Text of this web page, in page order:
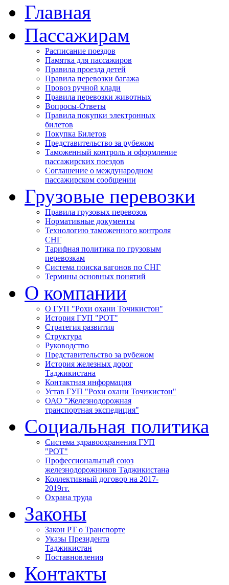
Главная
Пассажирам
Расписание поездов
Памятка для пассажиров
Правила проезда детей
Правила перевозки багажа
Провоз ручной клади
Правила перевозки животных
Вопросы-Ответы
Правила покупки электронных
билетов
Покупка Билетов
Представительство за рубежом
Таможенный контроль и оформление
пассажирских поездов
Соглашение о международном
пассажирском сообщении
Грузовые перевозки
Правила грузовых перевозок
Нормативные документы
Технологию таможенного контроля
СНГ
Тарифная политика по грузовым
перевозкам
Система поиска вагонов по СНГ
Термины основных понятий
О компании
О ГУП "Рохи охани Точикистон"
История ГУП "РОТ"
Стратегия развития
Структура
Руководство
Представительство за рубежом
История железных дорог
Таджикистана
Контактная информация
Устав ГУП "Рохи охани Точикистон"
ОАО "Железнодорожная
транспортная экспедиция"
Социальная политика
Система здравоохранения ГУП
"РОТ"
Профессиональный союз
железнодорожников Таджикистана
Коллективный договор на 2017-
2019гг.
Охрана труда
Законы
Закон РТ о Транспорте
Указы Президента
Таджикистан
Поставновления
Контакты